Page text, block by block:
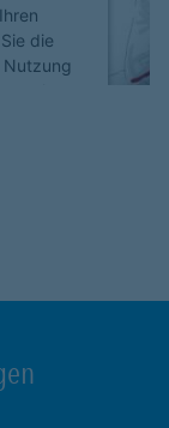
die